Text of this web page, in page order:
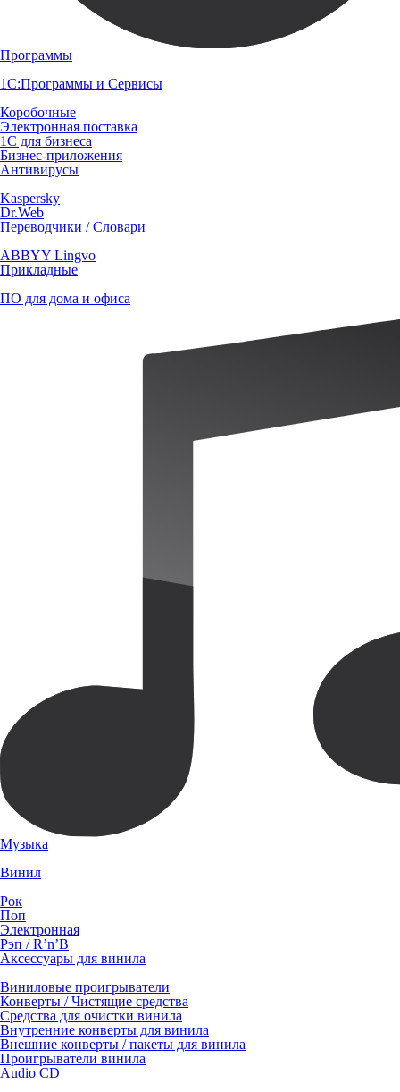
Программы
1С:Программы и Сервисы
Коробочные
Электронная поставка
1С для бизнеса
Бизнес-приложения
Антивирусы
Kaspersky
Dr.Web
Переводчики / Словари
ABBYY Lingvo
Прикладные
ПО для дома и офиса
Музыка
Винил
Рок
Поп
Электронная
Рэп / R’n’B
Аксессуары для винила
Виниловые проигрыватели
Конверты / Чистящие средства
Средства для очистки винила
Внутренние конверты для винила
Внешние конверты / пакеты для винила
Проигрыватели винила
Audio CD